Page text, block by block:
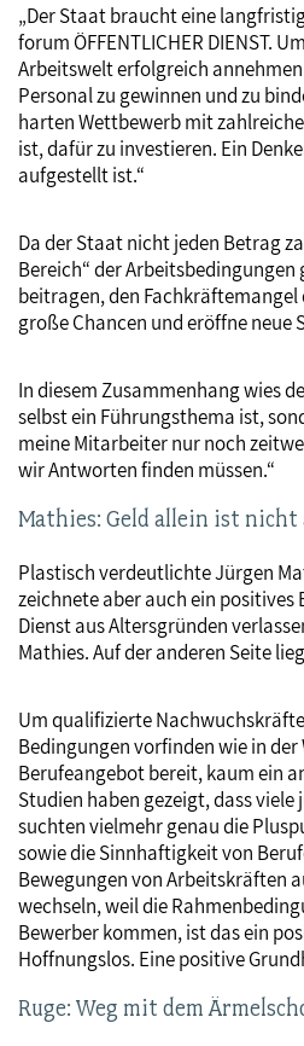
„Der Staat braucht eine
forum ÖFFENTLICHER DIENST.
Arbeitswelt erfolgreich
Personal zu gewinnen und zu
harten Wettbewerb mit
ist, dafür zu investieren. Ein
aufgestellt ist.“
Da der Staat nicht jeden Betrag
Bereich“ der
beitragen, den
große Chancen und eröffne neue
In diesem Zusammenhang wies
selbst ein Führungsthema ist,
meine Mitarbeiter nur noch
wir Antworten finden müssen.“
Mathies: Geld allein ist nicht
Plastisch verdeutlichte Jürgen
zeichnete aber auch ein
Dienst aus Altersgründen
Mathies. Auf der anderen Seite
Um qualifizierte
Bedingungen vorfinden wie in
Berufeangebot bereit, kaum ein
Studien haben gezeigt, dass
suchten vielmehr genau die
sowie die Sinnhaftigkeit von
Bewegungen von Arbeitskräften
wechseln, weil die
Bewerber kommen, ist das ein
Hoffnungslos. Eine positive
Ruge: Weg mit dem